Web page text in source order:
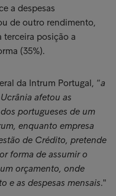
a despesas
de outro rendimento,
terceira posição a
(35%).
da Intrum Portugal, “a
afetou as
portugueses de um
enquanto empresa
de Crédito, pretende
forma de assumir o
orçamento, onde
e as despesas mensais."